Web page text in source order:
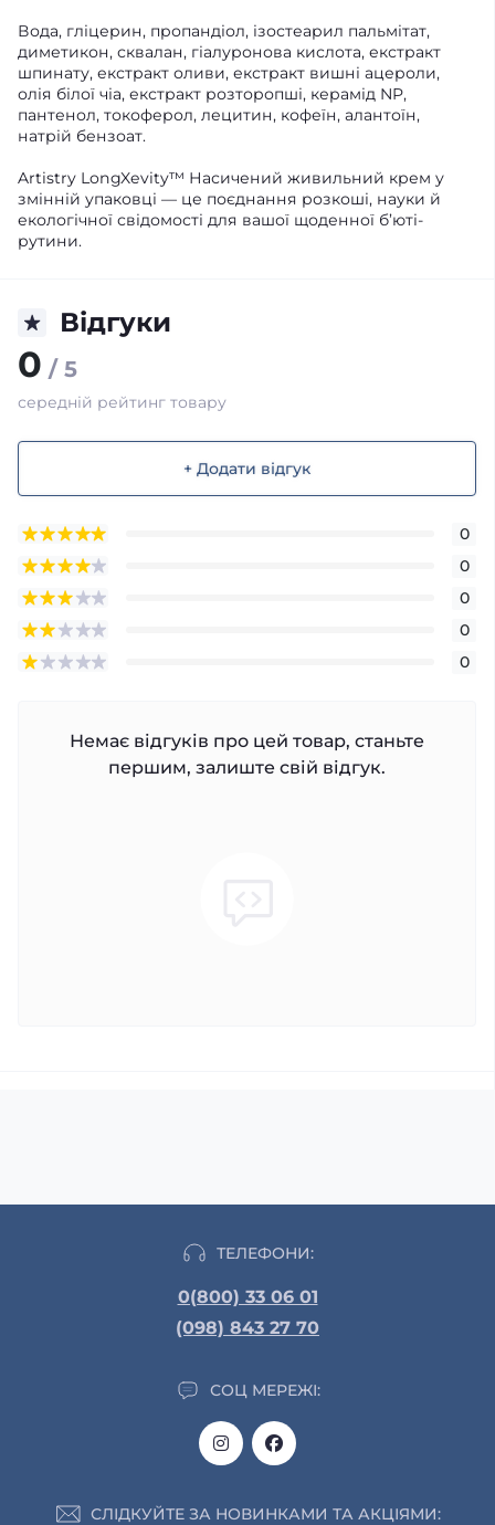
Вода, гліцерин, пропандіол, ізостеарил пальмітат,
диметикон, сквалан, гіалуронова кислота, екстракт
шпинату, екстракт оливи, екстракт вишні ацероли,
олія білої чіа, екстракт розторопші, керамід NP,
пантенол, токоферол, лецитин, кофеїн, алантоїн,
натрій бензоат.
Artistry LongXevity™ Насичений живильний крем у
змінній упаковці — це поєднання розкоші, науки й
екологічної свідомості для вашої щоденної б’юті-
рутини.
Відгуки
0 / 5
середній рейтинг товару
+ Додати відгук
0
0
0
0
0
Немає відгуків про цей товар, станьте
першим, залиште свій відгук.
ТЕЛЕФОНИ:
0(800) 33 06 01
(098) 843 27 70
СОЦ МЕРЕЖІ:
СЛІДКУЙТЕ ЗА НОВИНКАМИ ТА АКЦІЯМИ: